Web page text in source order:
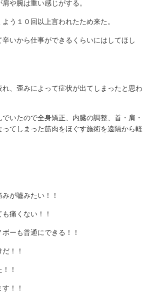
や腕は重い感じがする。
う１０回以上言われたため来た。
いから仕事ができるくらいにはしてほし
、歪みによって症状が出てしまったと思わ
いたので全身矯正、内臓の調整、首・肩・
てしまった筋肉をほぐす施術を遠隔から軽
が嘘みたい！！
痛くない！！
ーも普通にできる！！
！！
！
！！